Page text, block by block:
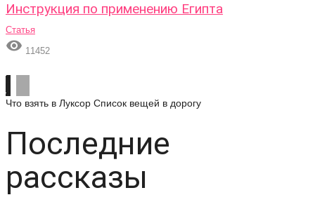
Инструкция по применению Египта
Статья
 11452
Что взять в Луксор Список вещей в дорогу
Последние
рассказы